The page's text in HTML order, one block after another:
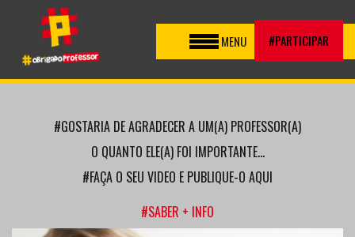
#PARTICIPAR
Toggle
navigation
MENU
#GOSTARIA DE AGRADECER A UM(A) PROFESSOR(A)
O QUANTO ELE(A) FOI IMPORTANTE...
#FAÇA O SEU VIDEO E PUBLIQUE-O AQUI
#SABER + INFO